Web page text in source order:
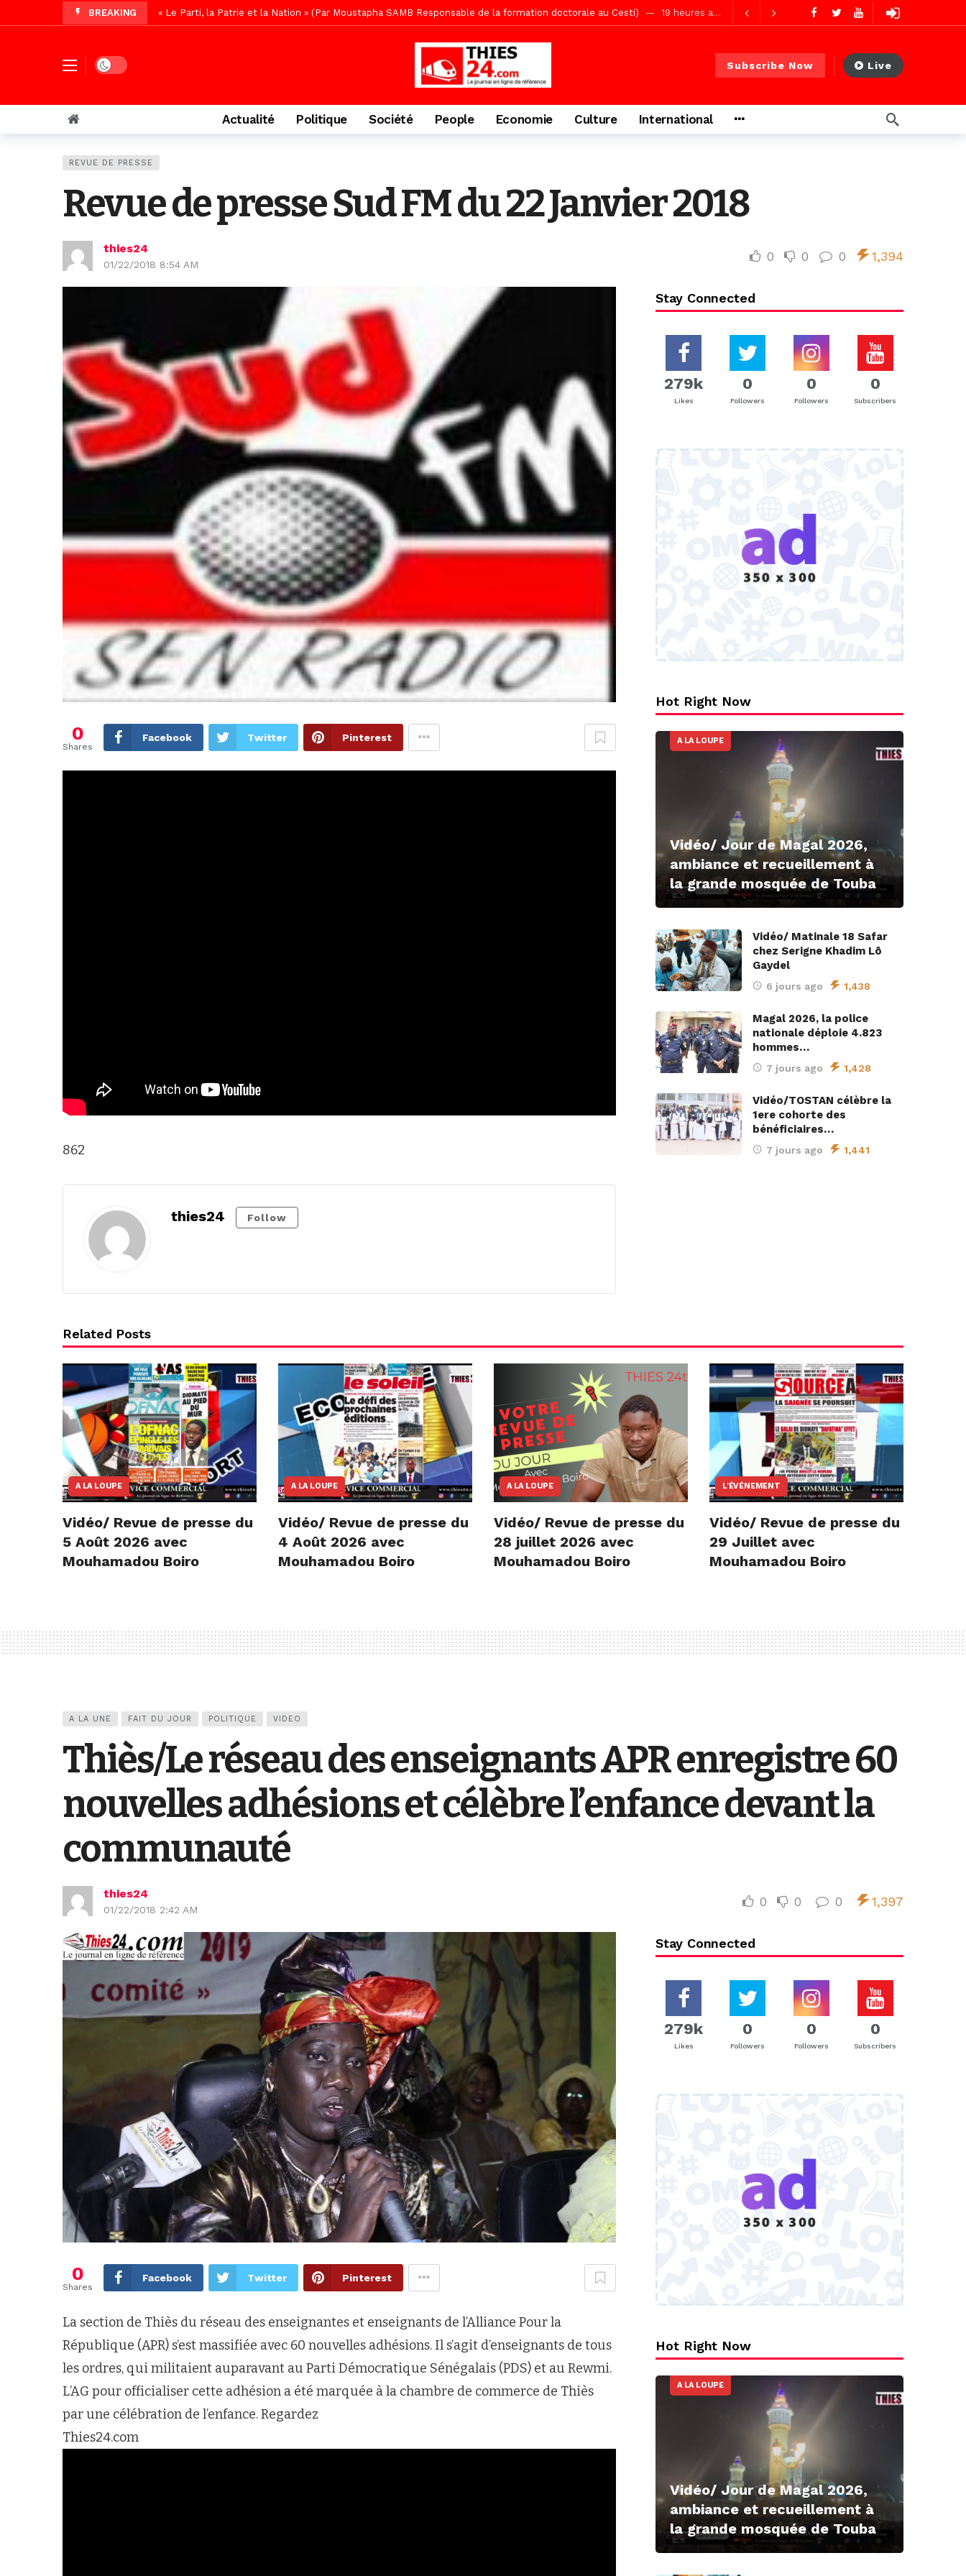
BREAKING « Le Parti, la Patrie et la Nation » (Par Moustapha SAMB Responsable de la formation doctorale au Cesti) 19 heures ago
Vidéo/ Magal 2026, le train a transporté 9.651 passagers, l’équivalent de 600 minibus
Vidéo/ L’arrivée spectaculaire à la gare de Thiès, du dernier train en provenance de Touba
Vidéo/ Grand Thiès en deuil, Cheikh Ndiaye l’initiateur du kurel 18 Safar a péri dans un accident 2 jours ago
Vidéo/Gamou Bakhdad chez Boroom Ndaam, sécurité, eau, au coeur des priorités 2 jours ago
Vidéo/Chérif Nehma Aïdara Diamaguène Nimzath Thiès, mesures annoncées pour une réussite
Autoroute Dakar-Saint Louis, les récriminations des populations de Pambal 12 heures ago
Dark mode Subscribe Now Live
Actualité Politique Société People Economie Culture International
REVUE DE PRESSE
Revue de presse Sud FM du 22 Janvier 2018
thies24
01/22/2018 8:54 AM
0 0 0 1,394
0
Shares
Facebook Twitter Pinterest
862
thies24 Follow
Stay Connected
279k
Likes
0
Followers
0
Followers
0
Subscribers
Hot Right Now
A LA LOUPE
Vidéo/ Jour de Magal 2026,
ambiance et recueillement à
la grande mosquée de Touba
Vidéo/ Matinale 18 Safar
chez Serigne Khadim Lô
Gaydel
6 jours ago 1,438
Magal 2026, la police
nationale déploie 4.823
hommes…
7 jours ago 1,428
Vidéo/TOSTAN célèbre la
1ere cohorte des
bénéficiaires…
7 jours ago 1,441
Related Posts
A LA LOUPE
Vidéo/ Revue de presse du
5 Août 2026 avec
Mouhamadou Boiro
A LA LOUPE
Vidéo/ Revue de presse du
4 Août 2026 avec
Mouhamadou Boiro
A LA LOUPE
Vidéo/ Revue de presse du
28 juillet 2026 avec
Mouhamadou Boiro
L'ÉVÉNEMENT
Vidéo/ Revue de presse du
29 Juillet avec
Mouhamadou Boiro
A LA UNE FAIT DU JOUR POLITIQUE VIDEO
Thiès/Le réseau des enseignants APR enregistre 60
nouvelles adhésions et célèbre l’enfance devant la
communauté
thies24
01/22/2018 2:42 AM
0 0 0 1,397
0
Shares
Facebook Twitter Pinterest
La section de Thiès du réseau des enseignantes et enseignants de l’Alliance Pour la
République (APR) s’est massifiée avec 60 nouvelles adhésions. Il s’agit d’enseignants de tous
les ordres, qui militaient auparavant au Parti Démocratique Sénégalais (PDS) et au Rewmi.
L’AG pour officialiser cette adhésion a été marquée à la chambre de commerce de Thiès
par une célébration de l’enfance. Regardez
Thies24.com
Stay Connected
279k
Likes
0
Followers
0
Followers
0
Subscribers
Hot Right Now
A LA LOUPE
Vidéo/ Jour de Magal 2026,
ambiance et recueillement à
la grande mosquée de Touba